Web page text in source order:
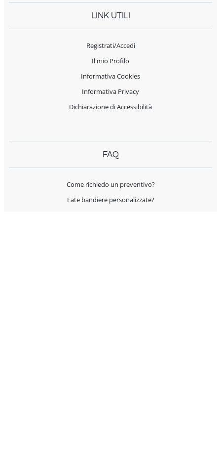
LINK UTILI
Registrati/Accedi
Il mio Profilo
Informativa Cookies
Informativa Privacy
Dichiarazione di Accessibilità
FAQ
Come richiedo un preventivo?
Fate bandiere personalizzate?